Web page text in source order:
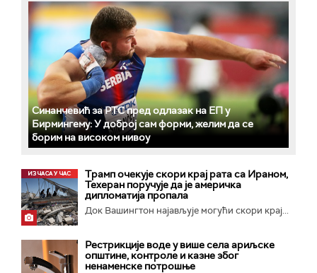
Синанчевић за РТС пред одлазак на ЕП у
Бирмингему: У доброј сам форми, желим да се
борим на високом нивоу
Трамп очекује скори крај рата са Ираном,
Техеран поручује да је америчка
дипломатија пропала
Док Вашингтон најављује могући скори крај...
Рестрикције воде у више села ариљске
општине, контроле и казне због
ненаменске потрошње